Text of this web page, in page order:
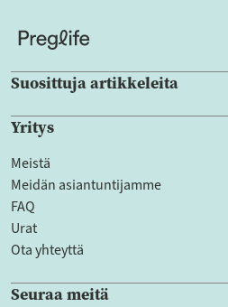
Suosittuja artikkeleita
Yritys
Meistä
Meidän asiantuntijamme
FAQ
Urat
Ota yhteyttä
Seuraa meitä